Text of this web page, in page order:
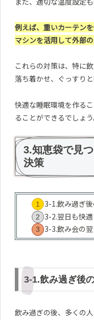
例えば、重いカーテン
マシンを活用して外部
これらの対策は、特に
落ち着かせ、ぐっすり
快適な睡眠環境を作る
ることができるでしょう
3.知恵袋で見
決策
3-1.飲み過ぎ
3-2.翌日も快
3-3.飲み会の
3-1.飲み過ぎ後
飲み過ぎの後、多くの